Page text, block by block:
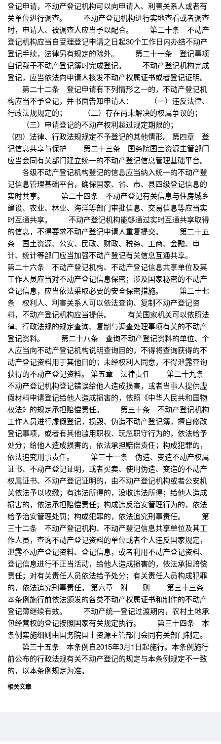
登记申请，不动产登记机构可以向申请人、利害关系人或者有
关单位进行调查。 不动产登记机构进行实地查看或者调查
时，申请人、被调查人应当予以配合。 第二十条 不动产
登记机构应当自受理登记申请之日起30个工作日内办结不动产
登记手续，法律另有规定的除外。 第二十一条 登记事项
自记载于不动产登记簿时完成登记。 不动产登记机构完成
登记，应当依法向申请人核发不动产权属证书或者登记证明。
第二十二条 登记申请有下列情形之一的，不动产登记机
构应当不予登记，并书面告知申请人： （一）违反法律、
行政法规规定的； （二）存在尚未解决的权属争议的；
（三）申请登记的不动产权利超过规定期限的；
（四）法律、行政法规规定不予登记的其他情形。 第四章 登
记信息共享与保护 第二十三条 国务院国土资源主管部门
应当会同有关部门建立统一的不动产登记信息管理基础平台。
各级不动产登记机构登记的信息应当纳入统一的不动产登
记信息管理基础平台，确保国家、省、市、县四级登记信息的
实时共享。 第二十四条 不动产登记有关信息与住房城乡
建设、农业、林业、海洋等部门审批信息、交易信息等应当实
时互通共享。 不动产登记机构能够通过实时互通共享取得
的信息，不得要求不动产登记申请人重复提交。 第二十五
条 国土资源、公安、民政、财政、税务、工商、金融、审
计、统计等部门应当加强不动产登记有关信息互通共享。
第二十六条 不动产登记机构、不动产登记信息共享单位及其
工作人员应当对不动产登记信息保密；涉及国家秘密的不动产
登记信息，应当依法采取必要的安全保密措施。 第二十七
条 权利人、利害关系人可以依法查询、复制不动产登记资
料，不动产登记机构应当提供。 有关国家机关可以依照法
律、行政法规的规定查询、复制与调查处理事项有关的不动产
登记资料。 第二十八条 查询不动产登记资料的单位、个
人应当向不动产登记机构说明查询目的，不得将查询获得的不
动产登记资料用于其他目的；未经权利人同意，不得泄露查询
获得的不动产登记资料。 第五章 法律责任 第二十九条
不动产登记机构登记错误给他人造成损害，或者当事人提供虚
假材料申请登记给他人造成损害的，依照《中华人民共和国物
权法》的规定承担赔偿责任。 第三十条 不动产登记机构
工作人员进行虚假登记，损毁、伪造不动产登记簿，擅自修改
登记事项，或者有其他滥用职权、玩忽职守行为的，依法给予
处分；给他人造成损害的，依法承担赔偿责任；构成犯罪的，
依法追究刑事责任。 第三十一条 伪造、变造不动产权属
证书、不动产登记证明，或者买卖、使用伪造、变造的不动产
权属证书、不动产登记证明的，由不动产登记机构或者公安机
关依法予以收缴；有违法所得的，没收违法所得；给他人造成
损害的，依法承担赔偿责任；构成违反治安管理行为的，依法
给予治安管理处罚；构成犯罪的，依法追究刑事责任。 第
三十二条 不动产登记机构、不动产登记信息共享单位及其工
作人员，查询不动产登记资料的单位或者个人违反国家规定，
泄露不动产登记资料、登记信息，或者利用不动产登记资料、
登记信息进行不正当活动，给他人造成损害的，依法承担赔偿
责任；对有关责任人员依法给予处分；有关责任人员构成犯罪
的，依法追究刑事责任。 第六章 附 则 第三十三条
本条例施行前依法颁发的各类不动产权属证书和制作的不动产
登记簿继续有效。 不动产统一登记过渡期内，农村土地承
包经营权的登记按照国家有关规定执行。 第三十四条 本
条例实施细则由国务院国土资源主管部门会同有关部门制定。
第三十五条 本条例自2015年3月1日起施行。本条例施行
前公布的行政法规有关不动产登记的规定与本条例规定不一致
的，以本条例规定为准。
相关文章